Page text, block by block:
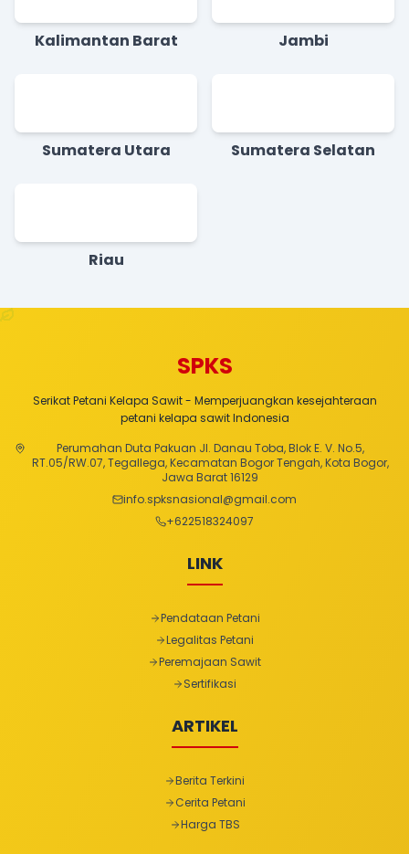
Kalimantan Barat Jambi
Sumatera Utara Sumatera Selatan
Riau
SPKS
Serikat Petani Kelapa Sawit - Memperjuangkan kesejahteraan
petani kelapa sawit Indonesia
Perumahan Duta Pakuan Jl. Danau Toba, Blok E. V. No.5,
RT.05/RW.07, Tegallega, Kecamatan Bogor Tengah, Kota Bogor,
Jawa Barat 16129
info.spksnasional@gmail.com
+622518324097
LINK
Pendataan Petani
Legalitas Petani
Peremajaan Sawit
Sertifikasi
ARTIKEL
Berita Terkini
Cerita Petani
Harga TBS